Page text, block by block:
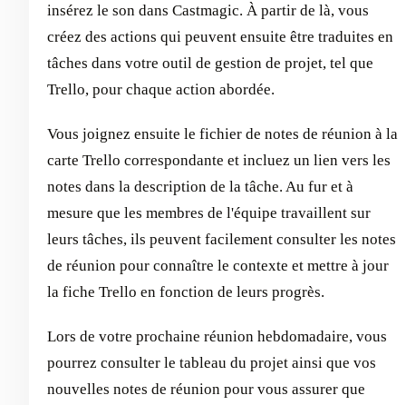
insérez le son dans Castmagic. À partir de là, vous
créez des actions qui peuvent ensuite être traduites en
tâches dans votre outil de gestion de projet, tel que
Trello, pour chaque action abordée.
Vous joignez ensuite le fichier de notes de réunion à la
carte Trello correspondante et incluez un lien vers les
notes dans la description de la tâche. Au fur et à
mesure que les membres de l'équipe travaillent sur
leurs tâches, ils peuvent facilement consulter les notes
de réunion pour connaître le contexte et mettre à jour
la fiche Trello en fonction de leurs progrès.
Lors de votre prochaine réunion hebdomadaire, vous
pourrez consulter le tableau du projet ainsi que vos
nouvelles notes de réunion pour vous assurer que